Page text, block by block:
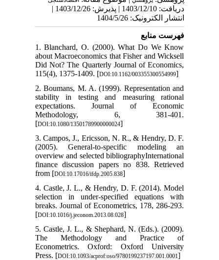
دریافت: 1403/12/10 | پذیرش: 1403/12/26 |
انتشار الکترونیک: 1404/5/26
فهرست منابع
1. Blanchard, O. (2000). What Do We Know
about Macroeconomics that Fisher and Wicksell
Did Not? The Quarterly Journal of Economics,
115(4), 1375-1409. [DOI:10.1162/003355300554999]
2. Boumans, M. A. (1999). Representation and
stability in testing and measuring rational
expectations. Journal of Economic
Methodology, 6, 381-401.
[DOI:10.1080/13501789900000024]
3. Campos, J., Ericsson, N. R., & Hendry, D. F.
(2005). General-to-specific modeling an
overview and selected bibliographyInternational
finance discussion papers no 838. Retrieved
from [DOI:10.17016/ifdp.2005.838]
4. Castle, J. L., & Hendry, D. F. (2014). Model
selection in under-specified equations with
breaks. Journal of Econometrics, 178, 286-293.
[DOI:10.1016/j.jeconom.2013.08.028]
5. Castle, J. L., & Shephard, N. (Eds.). (2009).
The Methodology and Practice of
Econometrics. Oxford: Oxford University
Press. [DOI:10.1093/acprof:oso/9780199237197.001.0001]